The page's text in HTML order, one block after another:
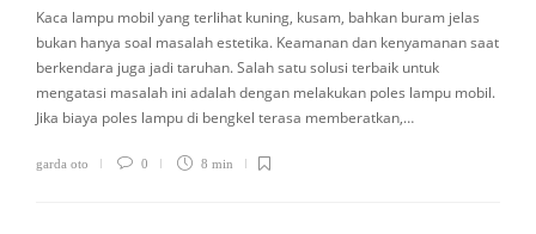
Kaca lampu mobil yang terlihat kuning, kusam, bahkan buram jelas
bukan hanya soal masalah estetika. Keamanan dan kenyamanan saat
berkendara juga jadi taruhan. Salah satu solusi terbaik untuk
mengatasi masalah ini adalah dengan melakukan poles lampu mobil.
Jika biaya poles lampu di bengkel terasa memberatkan,…
garda oto 0 8 min